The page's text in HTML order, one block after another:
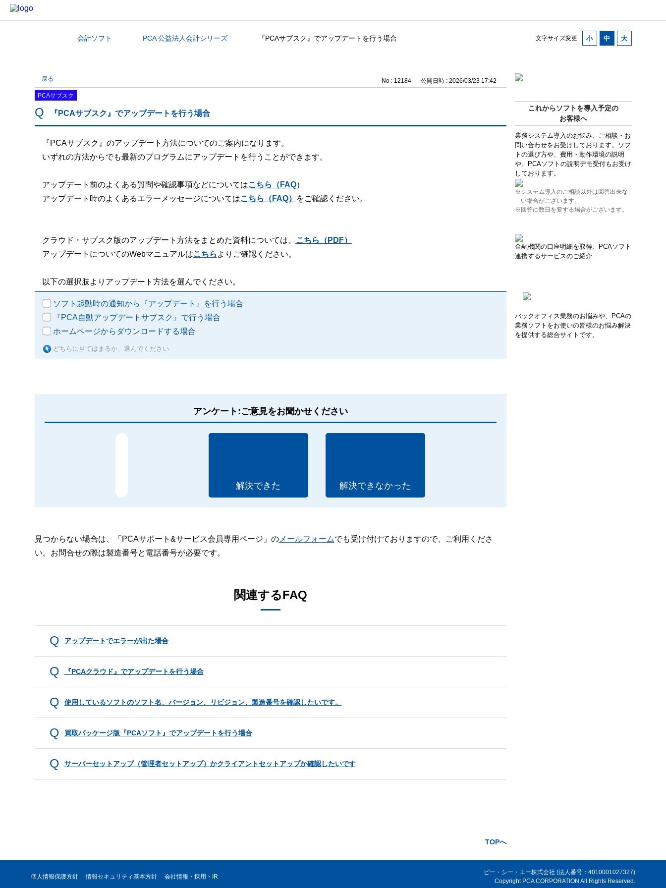
文字サイズ変更
カテゴリから探す
会計ソフト PCA 公益法人会計シリーズ 『PCAサブスク』でアップデートを行う場合
これからソフトを導入予定の
お客様へ
業務システム導入のお悩み、ご相談・お
問い合わせをお受けしております。ソフ
トの選び方や、費用・動作環境の説明
や、PCAソフトの説明デモ受付もお受け
しております。
※システム導入のご相談以外は回答出来な
い場合がございます。
※回答に数日を要する場合がございます。
金融機関の口座明細を取得、PCAソフト
連携するサービスのご紹介
バックオフィス業務のお悩みや、PCAの
業務ソフトをお使いの皆様のお悩み解決
を提供する総合サイトです。
戻る No : 12184 公開日時 : 2026/03/23 17:42
PCAサブスク
『PCAサブスク』でアップデートを行う場合
『PCAサブスク』のアップデート方法についてのご案内になります。
いずれの方法からでも最新のプログラムにアップデートを行うことができます。
アップデート前のよくある質問や確認事項などについてはこちら（FAQ）
アップデート時のよくあるエラーメッセージについてはこちら（FAQ） をご確認ください。
クラウド・サブスク版のアップデート方法をまとめた資料については、 こちら（PDF）
アップデートについてのWebマニュアルはこちら よりご確認ください。
以下の選択肢よりアップデート方法を選んでください。
ソフト起動時の通知から『アップデート』を行う場合
『PCA自動アップデートサブスク』で行う場合
ホームページからダウンロードする場合
どちらに当てはまるか、選んでください
アンケート:ご意見をお聞かせください
解決できた 解決できなかった
見つからない場合は、「PCAサポート&サービス会員専用ページ」のメールフォームでも受け付けておりますので、ご利用くださ
い。お問合せの際は製造番号と電話番号が必要です。
関連するFAQ
アップデートでエラーが出た場合
『PCAクラウド』でアップデートを行う場合
使用しているソフトのソフト名、バージョン、リビジョン、製造番号を確認したいです。
買取パッケージ版『PCAソフト』でアップデートを行う場合
サーバーセットアップ（管理者セットアップ）かクライアントセットアップか確認したいです
TOPへ
個人情報保護方針 情報セキュリティ基本方針 会社情報・採用・IR
ピー・シー・エー株式会社 (法人番号：4010001027327)
Copyright PCA CORPORATION All Rights Reserved.